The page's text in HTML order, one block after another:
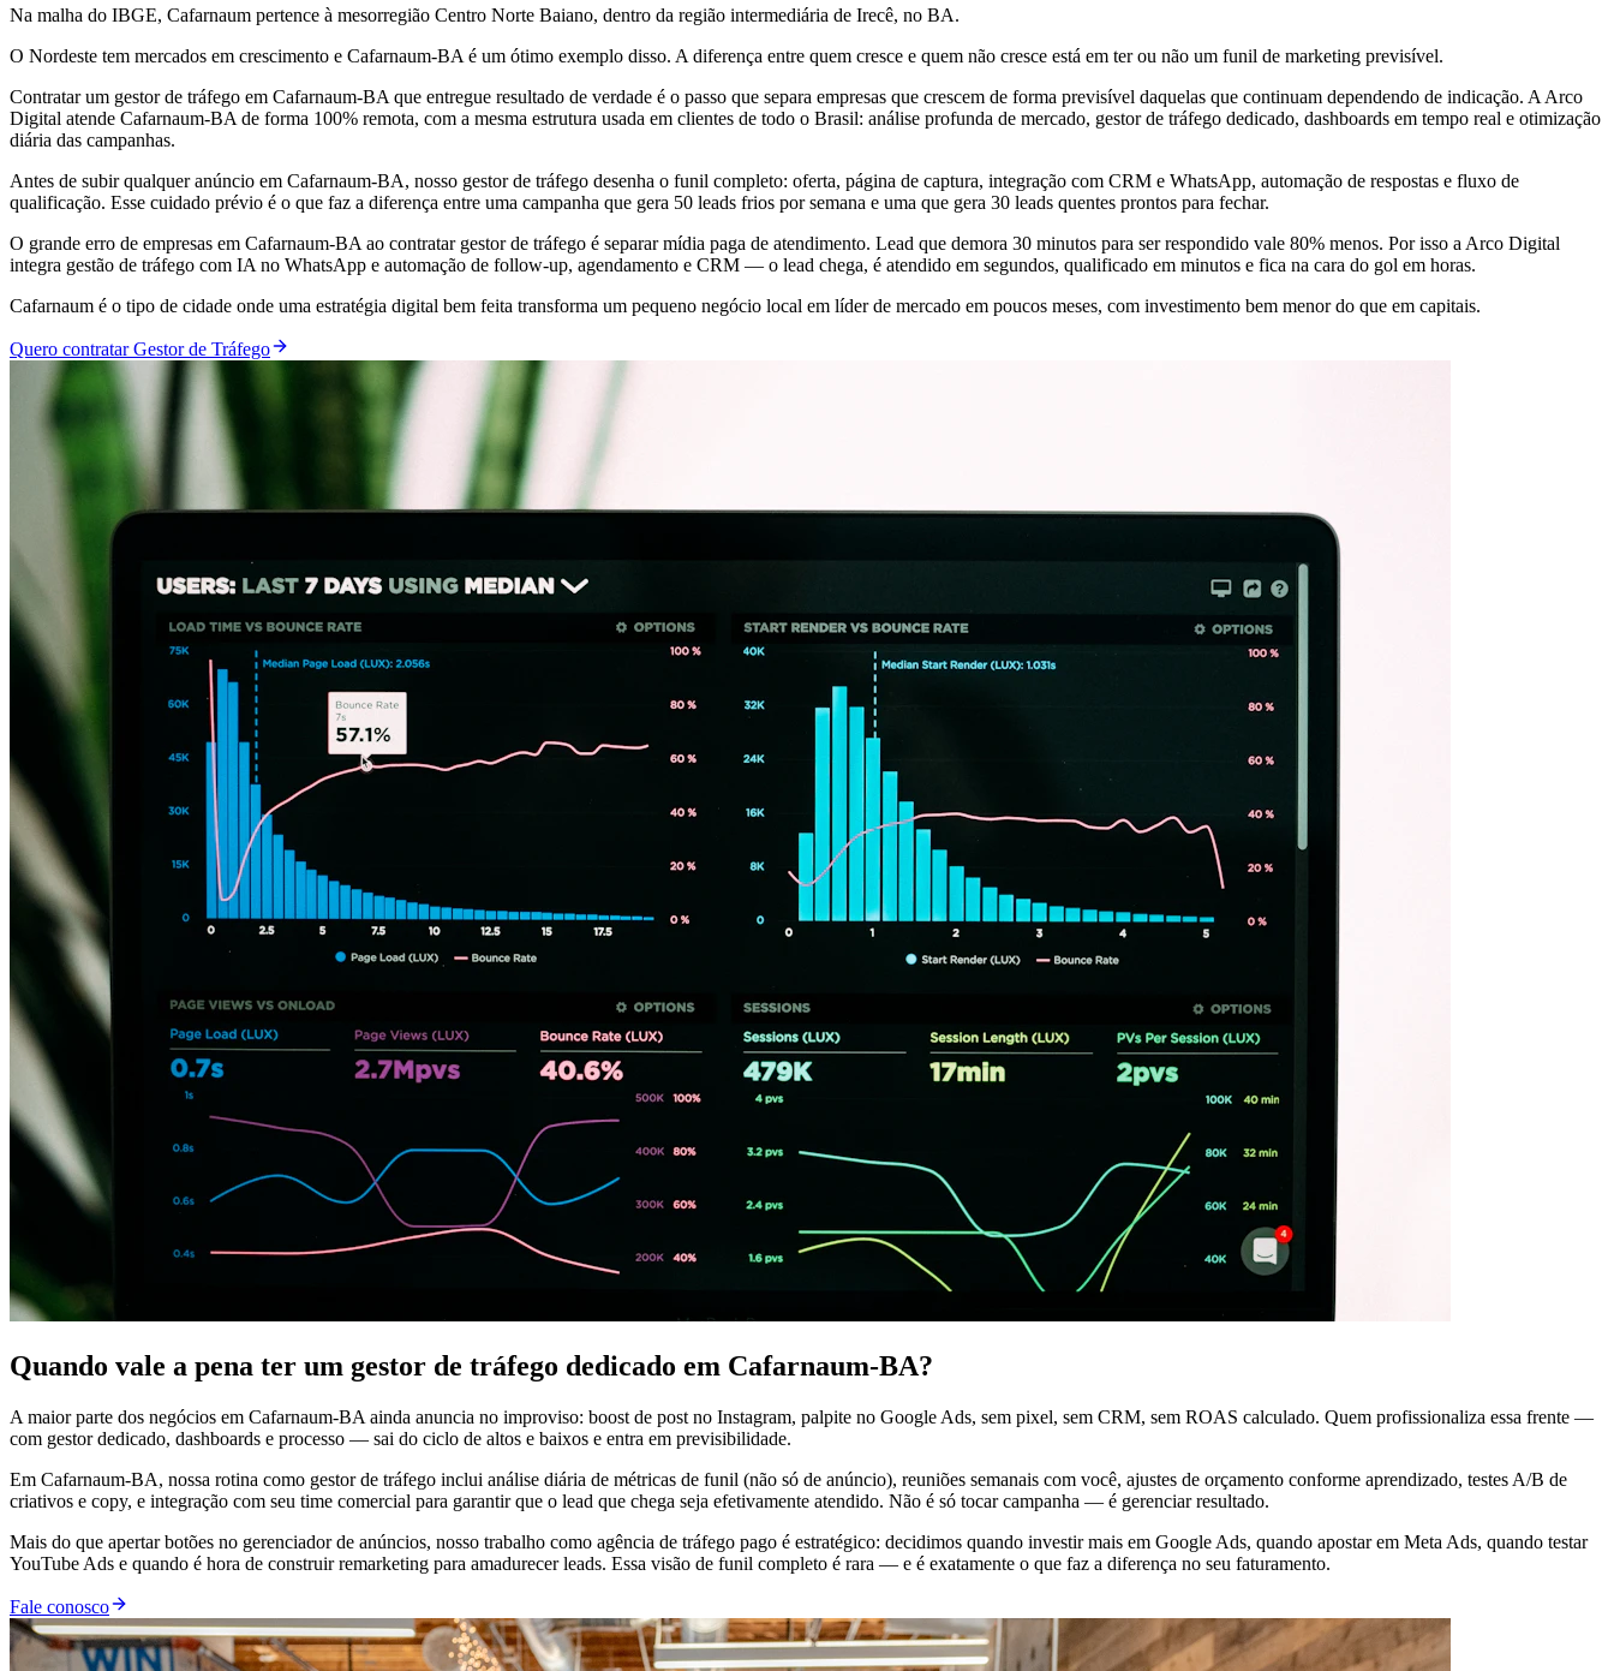
Na malha do IBGE, Cafarnaum pertence à mesorregião Centro Norte Baiano, dentro da região intermediária de Irecê, no BA.
O Nordeste tem mercados em crescimento e Cafarnaum-BA é um ótimo exemplo disso. A diferença entre quem cresce e quem não cresce está em ter ou não um funil de marketing previsível.
Contratar um gestor de tráfego em Cafarnaum-BA que entregue resultado de verdade é o passo que separa empresas que crescem de forma previsível daquelas que continuam dependendo de indicação. A Arco
Digital atende Cafarnaum-BA de forma 100% remota, com a mesma estrutura usada em clientes de todo o Brasil: análise profunda de mercado, gestor de tráfego dedicado, dashboards em tempo real e otimização
diária das campanhas.
Antes de subir qualquer anúncio em Cafarnaum-BA, nosso gestor de tráfego desenha o funil completo: oferta, página de captura, integração com CRM e WhatsApp, automação de respostas e fluxo de
qualificação. Esse cuidado prévio é o que faz a diferença entre uma campanha que gera 50 leads frios por semana e uma que gera 30 leads quentes prontos para fechar.
O grande erro de empresas em Cafarnaum-BA ao contratar gestor de tráfego é separar mídia paga de atendimento. Lead que demora 30 minutos para ser respondido vale 80% menos. Por isso a Arco Digital
integra gestão de tráfego com IA no WhatsApp e automação de follow-up, agendamento e CRM — o lead chega, é atendido em segundos, qualificado em minutos e fica na cara do gol em horas.
Cafarnaum é o tipo de cidade onde uma estratégia digital bem feita transforma um pequeno negócio local em líder de mercado em poucos meses, com investimento bem menor do que em capitais.
Quero contratar Gestor de Tráfego
Quando vale a pena ter um gestor de tráfego dedicado em Cafarnaum-BA?
A maior parte dos negócios em Cafarnaum-BA ainda anuncia no improviso: boost de post no Instagram, palpite no Google Ads, sem pixel, sem CRM, sem ROAS calculado. Quem profissionaliza essa frente —
com gestor dedicado, dashboards e processo — sai do ciclo de altos e baixos e entra em previsibilidade.
Em Cafarnaum-BA, nossa rotina como gestor de tráfego inclui análise diária de métricas de funil (não só de anúncio), reuniões semanais com você, ajustes de orçamento conforme aprendizado, testes A/B de
criativos e copy, e integração com seu time comercial para garantir que o lead que chega seja efetivamente atendido. Não é só tocar campanha — é gerenciar resultado.
Mais do que apertar botões no gerenciador de anúncios, nosso trabalho como agência de tráfego pago é estratégico: decidimos quando investir mais em Google Ads, quando apostar em Meta Ads, quando testar
YouTube Ads e quando é hora de construir remarketing para amadurecer leads. Essa visão de funil completo é rara — e é exatamente o que faz a diferença no seu faturamento.
Fale conosco